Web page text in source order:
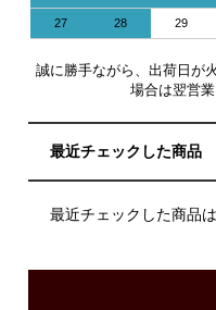
27 28 29
誠に勝手ながら、出荷日が
場合は翌営
最近チェックした商品
最近チェックした商品